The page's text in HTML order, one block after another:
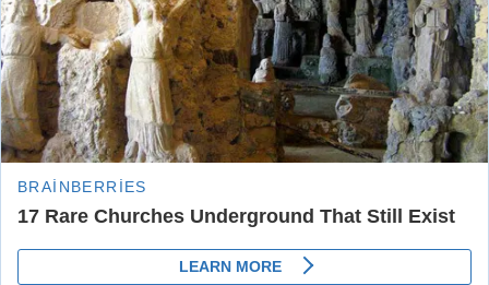
Hakkımızda Kullanım Koşulları
Gizlilik Politikası Burçlar
Tüm Yazarlar Künye
İletişim
Urfa Postası Haber Sitesi